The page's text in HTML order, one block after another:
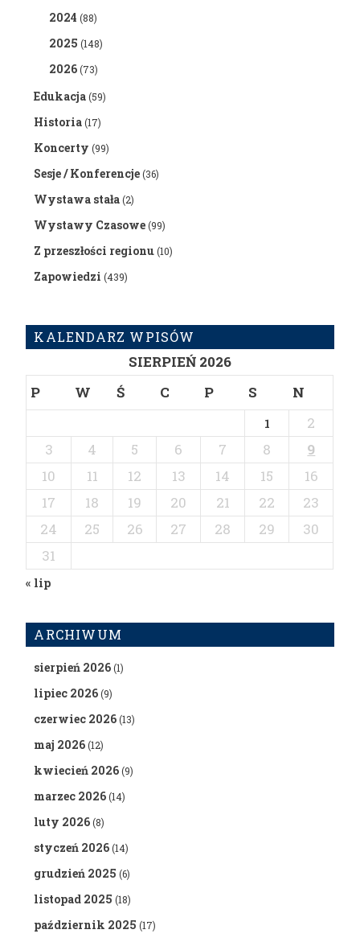
2024 (88)
2025 (148)
2026(73)
Edukacja(59)
Historia(17)
Koncerty (99)
Sesje / Konferencje(36)
Wystawa stała(2)
Wystawy Czasowe(99)
Z przeszłości regionu(10)
Zapowiedzi (439)
KALENDARZ WPISÓW
SIERPIEŃ 2026
P
W Ś C P S N
1
2
3
4 5 6 7 8
9
10
11 12 13 14 15
16
17
18 19 20 21 22
23
24
25 26 27 28 29
30
31
« lip
ARCHIWUM
sierpień 2026(1)
lipiec 2026(9)
czerwiec 2026(13)
maj 2026(12)
kwiecień 2026(9)
marzec 2026(14)
luty 2026(8)
styczeń 2026(14)
grudzień 2025 (6)
listopad 2025 (18)
październik 2025 (17)